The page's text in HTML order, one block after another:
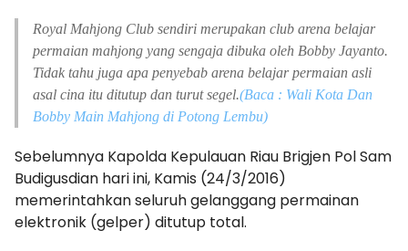
Royal Mahjong Club sendiri merupakan club arena belajar
permaian mahjong yang sengaja dibuka oleh Bobby Jayanto.
Tidak tahu juga apa penyebab arena belajar permaian asli
asal cina itu ditutup dan turut segel.(Baca : Wali Kota Dan
Bobby Main Mahjong di Potong Lembu)
Sebelumnya Kapolda Kepulauan Riau Brigjen Pol Sam
Budigusdian hari ini, Kamis (24/3/2016)
memerintahkan seluruh gelanggang permainan
elektronik (gelper) ditutup total.